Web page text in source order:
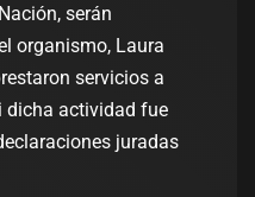
serán
organismo, Laura
servicios a
dicha actividad fue
juradas